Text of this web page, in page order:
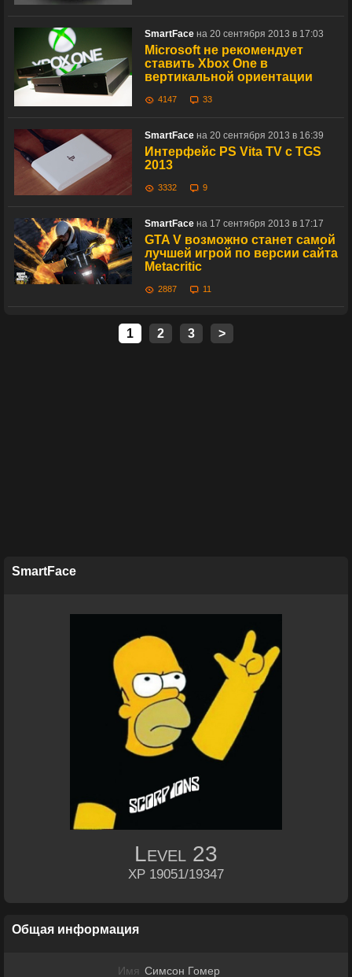
SmartFace на 20 сентября 2013 в 17:03
Microsoft не рекомендует
ставить Xbox One в
вертикальной ориентации
4147 33
SmartFace на 20 сентября 2013 в 16:39
Интерфейс PS Vita TV с TGS
2013
3332 9
SmartFace на 17 сентября 2013 в 17:17
GTA V возможно станет самой
лучшей игрой по версии сайта
Metacritic
2887 11
1 2 3 >
SmartFace
Level 23
XP 19051/19347
Общая информация
Имя Симсон Гомер